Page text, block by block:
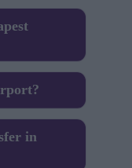
to Deák
convenient
around
centre,
from
public
in